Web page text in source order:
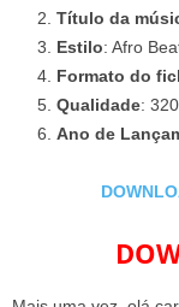
Título da
Estilo: Afro
Formato do
Qualidade:
Ano de